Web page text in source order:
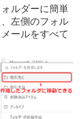
ルダーに簡単
左側のフォル
ールをすべて